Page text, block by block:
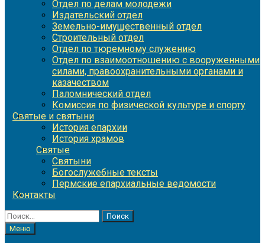
Отдел по делам молодежи
Издательский отдел
Земельно-имущественный отдел
Строительный отдел
Отдел по тюремному служению
Отдел по взаимоотношению с вооруженными
силами, правоохранительными органами и
казачеством
Паломнический отдел
Комиссия по физической культуре и спорту
Святые и святыни
История епархии
История храмов
Святые
Святыни
Богослужебные тексты
Пермские епархиальные ведомости
Контакты
Найти:
Меню